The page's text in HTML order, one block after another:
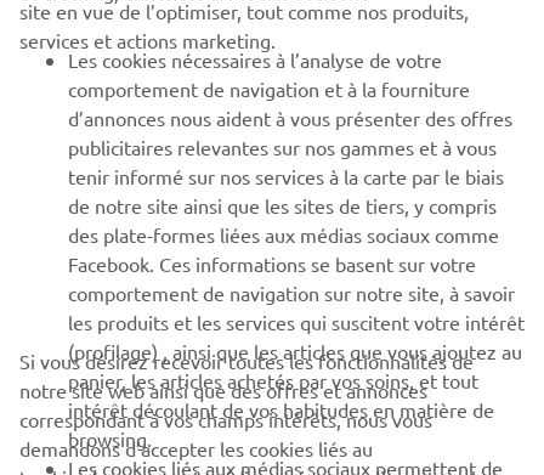
PLUS YAMAHA
SUPPORT
NEWSLETTER
Découvrez en exclusivité les dernières offres, les événements
spéciaux, les nouveautés et bien plus encore
S'ABONNER
site en vue de l’optimiser, tout comme nos produits,
services et actions marketing.
Les cookies nécessaires à l’analyse de votre
comportement de navigation et à la fourniture
d’annonces nous aident à vous présenter des offres
publicitaires relevantes sur nos gammes et à vous
tenir informé sur nos services à la carte par le biais
de notre site ainsi que les sites de tiers, y compris
des plate-formes liées aux médias sociaux comme
Facebook. Ces informations se basent sur votre
comportement de navigation sur notre site, à savoir
les produits et les services qui suscitent votre intérêt
(profilage) , ainsi que les articles que vous ajoutez au
panier, les articles achetés par vos soins, et tout
intérêt découlant de vos habitudes en matière de
browsing.
Les cookies liés aux médias sociaux permettent de
Si vous désirez recevoir toutes les fonctionnalités de
notre site web ainsi que des offres et annonces
correspondant à vos champs intérêts, nous vous
demandons d’accepter les cookies liés au